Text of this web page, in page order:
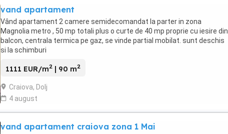
vand apartament
Vând apartament 2 camere semidecomandat la parter in zona
Magnolia metro , 50 mp totali plus o curte de 40 mp proprie cu iesire din
balcon, centrala termica pe gaz, se vinde partial mobilat. sunt deschis
si la schimburi
1111 EUR/m2 | 90 m2
Craiova, Dolj
4 august
vand apartament craiova zona 1 Mai